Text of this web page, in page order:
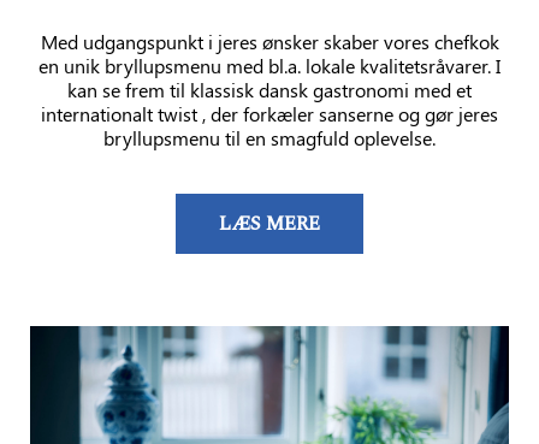
Med udgangspunkt i jeres ønsker skaber vores chefkok
en unik bryllupsmenu med bl.a. lokale kvalitetsråvarer. I
kan se frem til klassisk dansk gastronomi med et
internationalt twist , der forkæler sanserne og gør jeres
bryllupsmenu til en smagfuld oplevelse.
LÆS MERE